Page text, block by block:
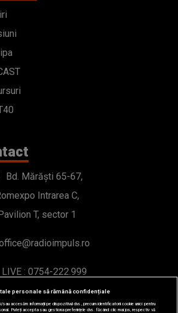
Bd. Mărăști 65-67,
Intrarea C,
Pavilion T, sector 1
LIVE : 0754-222.999
0754-222.999
personale să rămână confidențiale
accesăm informații pe dispozitivul dvs., precum identificatorii cookie unici pentru
Puteți accepta sau gestiona preferințele dvs. făcând clic mai jos, respectiv vă